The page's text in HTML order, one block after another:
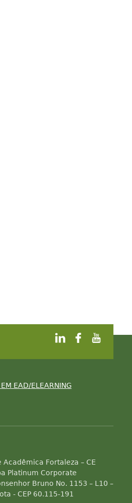
EM EAD/ELEARNING
Acadêmica Fortaleza – CE
Platinum Corporate
Bruno No. 1153 – L10 –
- CEP 60.115-191